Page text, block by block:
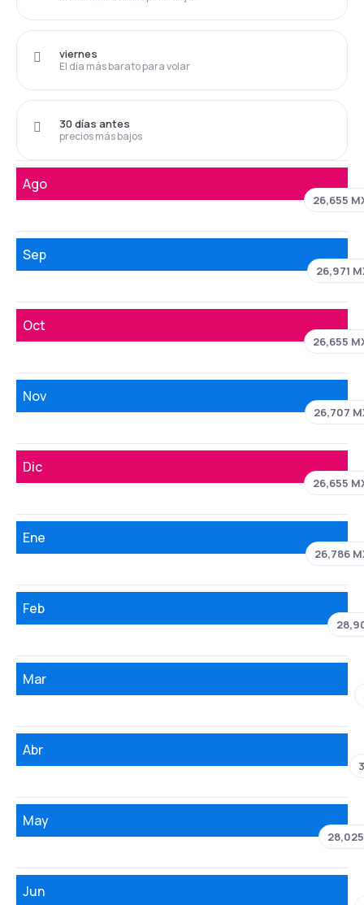
El día más barato para volar
viernes
precios más bajos
30 días antes
Ago
26,655
Sep
26,971
Oct
26,655
Nov
26,707
Dic
26,655
Ene
26,786
Feb
Mar
Abr
May
Jun